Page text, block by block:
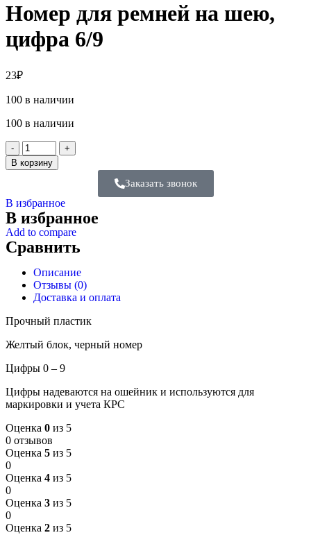
Номер для ремней на шею,
цифра 6/9
23₽
100 в наличии
100 в наличии
В корзину
Заказать звонок
В избранное
В избранное
Add to compare
Сравнить
Описание
Отзывы (0)
Доставка и оплата
Прочный пластик
Желтый блок, черный номер
Цифры 0 – 9
Цифры надеваются на ошейник и используются для
маркировки и учета КРС
Оценка 0 из 5
0 отзывов
Оценка 5 из 5
0
Оценка 4 из 5
0
Оценка 3 из 5
0
Оценка 2 из 5